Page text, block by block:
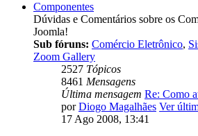
Componentes
Dúvidas e Comentários sobre os
Joomla!
Sub fóruns: Comércio Eletrônico,
Zoom Gallery
2527 Tópicos
8461 Mensagens
Última mensagem Re: Como
porDiogo Magalhães Ver
17 Ago 2008, 13:41